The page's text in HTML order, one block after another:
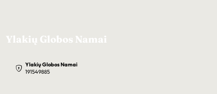
Ylakių Globos Namai
Ylakių Globos Namai
191549885